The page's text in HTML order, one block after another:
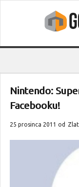
Nintendo:
Facebooku!
25 prosinca 2011 od